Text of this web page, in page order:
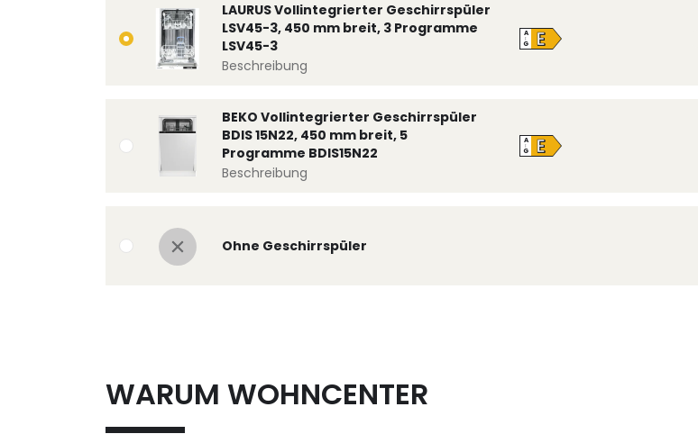
LAURUS Vollintegrierter Geschirrspüler
LSV45-3, 450 mm breit, 3 Programme
LSV45-3
Beschreibung
A
↑
G E
BEKO Vollintegrierter Geschirrspüler
BDIS 15N22, 450 mm breit, 5
Programme BDIS15N22
Beschreibung
A
↑
G E
Ohne Geschirrspüler
WARUM WOHNCENTER